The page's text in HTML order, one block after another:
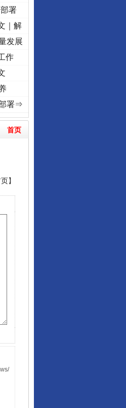
折之城”激荡..
署
｜解
发展
作
署⇒
首页
】